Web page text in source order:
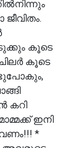
കൂടെ
കൂടെ
കറി
ഇനി
*